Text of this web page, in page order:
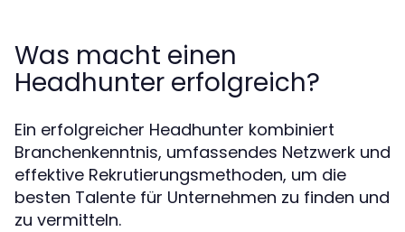
Was macht einen
Headhunter erfolgreich?
Ein erfolgreicher Headhunter kombiniert
Branchenkenntnis, umfassendes Netzwerk und
effektive Rekrutierungsmethoden, um die
besten Talente für Unternehmen zu finden und
zu vermitteln.